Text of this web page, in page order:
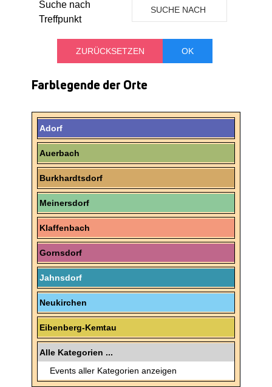
Suche nach
Treffpunkt
SUCHE NACH
Farblegende der Orte
Adorf
Auerbach
Burkhardtsdorf
Meinersdorf
Klaffenbach
Gornsdorf
Jahnsdorf
Neukirchen
Eibenberg-Kemtau
Alle Kategorien ...
Events aller Kategorien anzeigen